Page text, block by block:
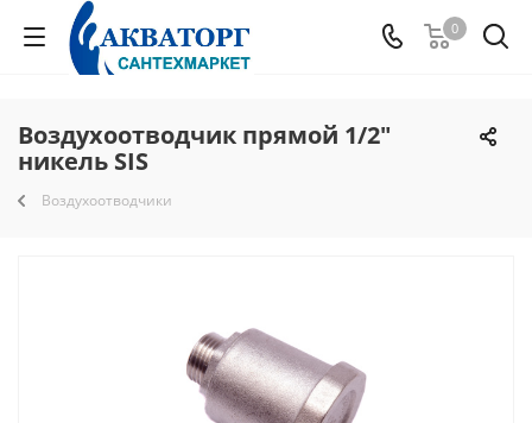
0
Воздухоотводчик прямой 1/2"
никель SIS
Воздухоотводчики